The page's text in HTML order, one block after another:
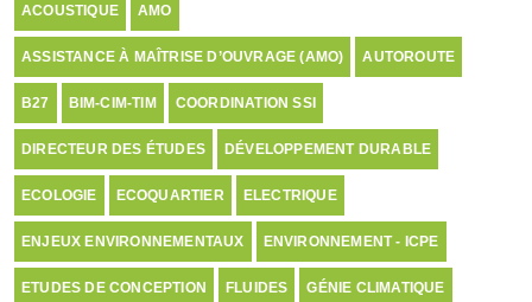
ACOUSTIQUE AMO
ASSISTANCE À MAÎTRISE D’OUVRAGE (AMO) AUTOROUTE
B27 BIM-CIM-TIM COORDINATION SSI
DIRECTEUR DES ÉTUDES DÉVELOPPEMENT DURABLE
ECOLOGIE ECOQUARTIER ELECTRIQUE
ENJEUX ENVIRONNEMENTAUX ENVIRONNEMENT - ICPE
ETUDES DE CONCEPTION FLUIDES GÉNIE CLIMATIQUE